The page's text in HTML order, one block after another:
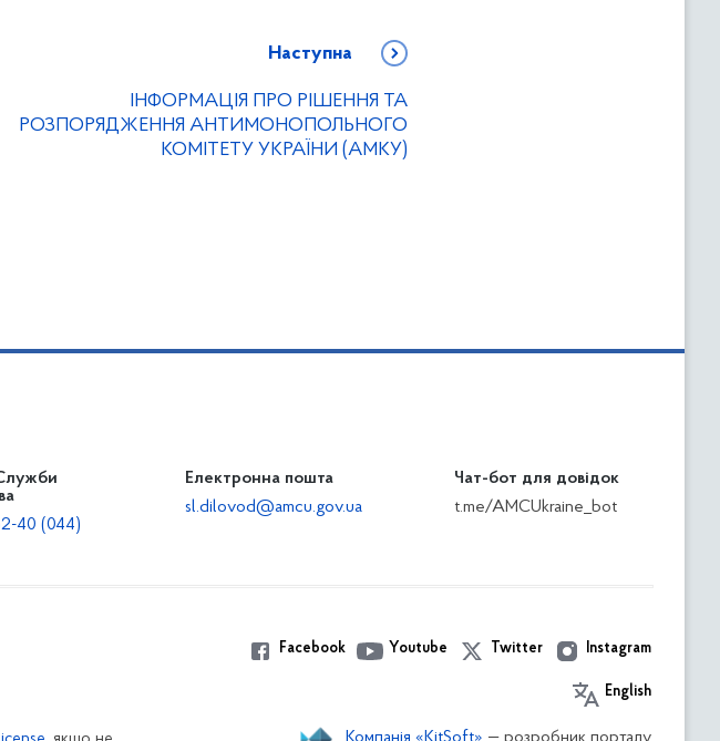
Наступна
ІНФОРМАЦІЯ ПРО РІШЕННЯ ТА
РОЗПОРЯДЖЕННЯ АНТИМОНОПОЛЬНОГО
КОМІТЕТУ УКРАЇНИ (АМКУ)
40 (044)
Електронна пошта
sl.dilovod@amcu.gov.ua
Чат-бот для довідок
t.me/AMCUkraine_bot
Facebook Youtube Twitter Instagram
English